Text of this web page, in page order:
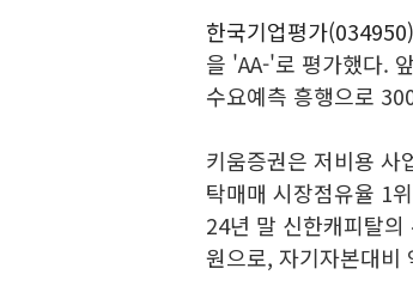
한국기업평가(034950)
을 'AA-'로 평가했다.
수요예측 흥행으로
키움증권은 저비용 사
탁매매 시장점유율 1
24년 말 신한캐피탈
원으로, 자기자본대비